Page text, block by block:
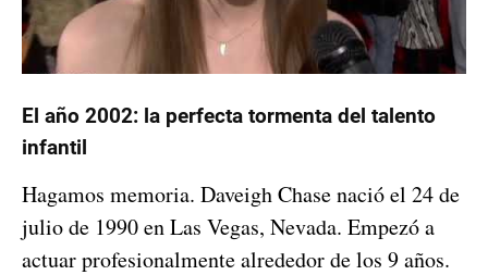
El año 2002: la perfecta tormenta del talento
infantil
Hagamos memoria. Daveigh Chase nació el 24 de
julio de 1990 en Las Vegas, Nevada. Empezó a
actuar profesionalmente alrededor de los 9 años.